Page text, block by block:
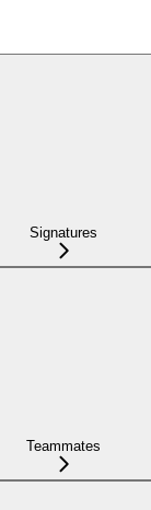
Signatures
Teammates